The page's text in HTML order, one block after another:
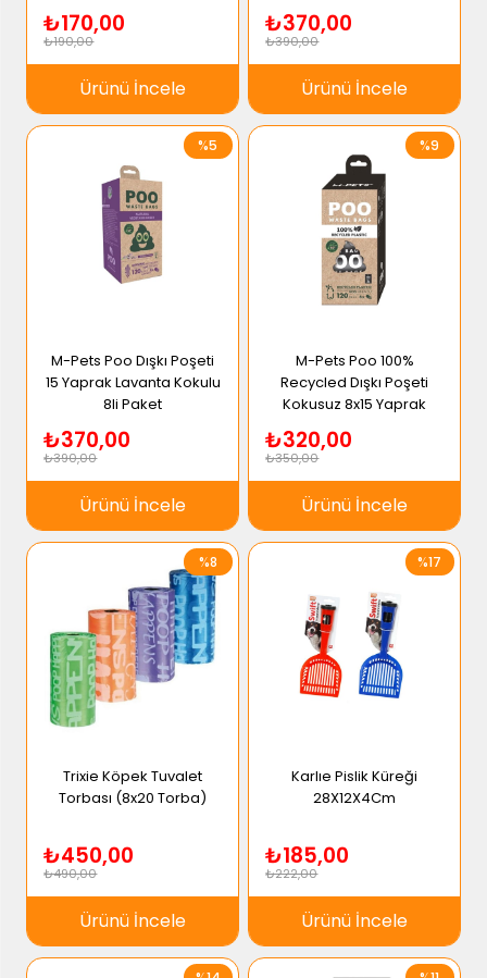
₺170,00
₺190,00
Ürünü İncele
₺370,00
₺390,00
Ürünü İncele
M-Pets Poo Dışkı Poşeti
15 Yaprak Lavanta Kokulu
8li Paket
₺370,00
₺390,00
Ürünü İncele
%5
M-Pets Poo 100%
Recycled Dışkı Poşeti
Kokusuz 8x15 Yaprak
₺320,00
₺350,00
Ürünü İncele
%9
Trixie Köpek Tuvalet
Torbası (8x20 Torba)
₺450,00
₺490,00
Ürünü İncele
%8
Karlıe Pislik Küreği
28X12X4Cm
₺185,00
₺222,00
Ürünü İncele
%17